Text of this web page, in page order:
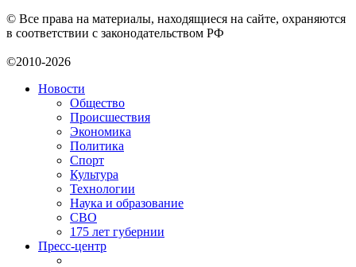
© Все права на материалы, находящиеся на сайте, охраняются
в соответствии с законодательством РФ
©2010-2026
Новости
Общество
Происшествия
Экономика
Политика
Спорт
Культура
Технологии
Наука и образование
СВО
175 лет губернии
Пресс-центр